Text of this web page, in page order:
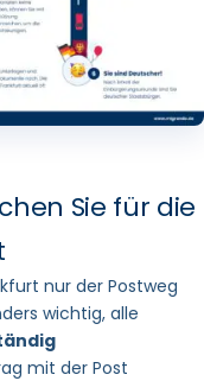
mitnehmen.
der Bearbeitung
die Entscheidung
Nach einer
Frankfurt
abgelehnt, können
Sie, dass Sie
Höhe bezahlen
Sie für die
nur der Postweg
wichtig, alle
mit der Post